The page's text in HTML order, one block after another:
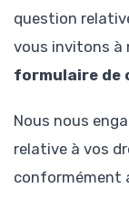
question
vous invitons à
formulaire de
Nous nous
relative à vos
conformément